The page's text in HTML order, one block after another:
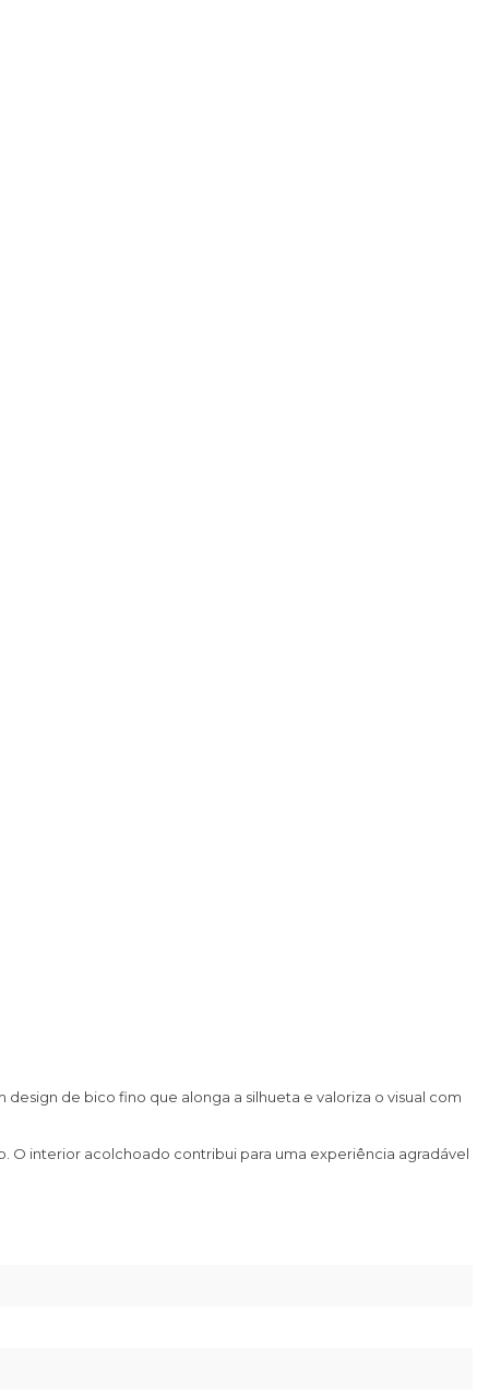
de bico fino que alonga a silhueta e valoriza o visual com
interior acolchoado contribui para uma experiência agradável